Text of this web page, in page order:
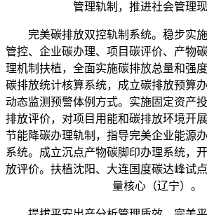
管理轨制，推进社会管理现
完美碳排放双控轨制系统。稳步实施
管控、企业碳办理、项目碳评价、产物
理机制扶植，全面实施碳排放总量和强
碳排放统计核算系统，成立碳排放预算
动态监测预警体例方式。实施固定资产
排放评价，对项目用能和碳排放环境开
节能降碳办理轨制，指导完美企业能源
系统。成立沉点产物碳脚印办理系统，
放评价。扶植沈阳、大连国度碳达峰试
量核心（辽宁）。